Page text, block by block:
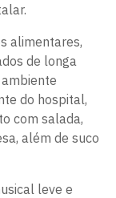
alimentares,
de longa
do hospital,
com salada,
além de suco
leve e